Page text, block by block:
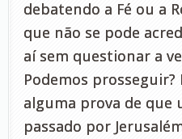
debatendo a Fé ou a
que não se pode
aí sem questionar a
Podemos
alguma prova de que
passado por